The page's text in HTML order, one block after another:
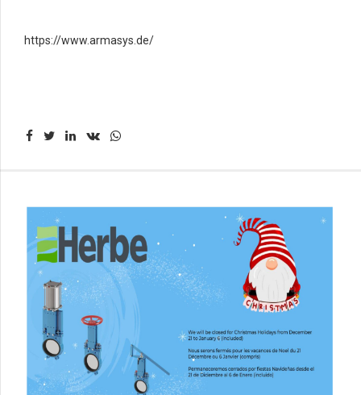
https://www.armasys.de/